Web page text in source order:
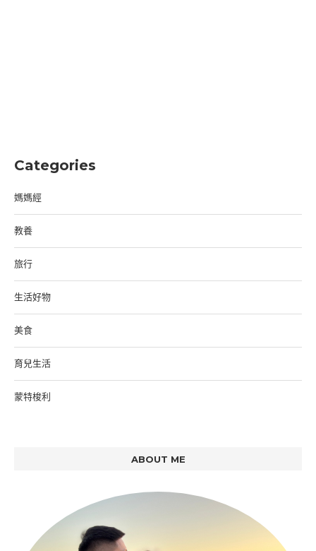
Categories
媽媽經
教養
旅行
生活好物
美食
育兒生活
蒙特梭利
ABOUT ME